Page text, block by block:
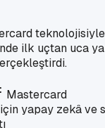
ilk uçtan uca
Mastercard